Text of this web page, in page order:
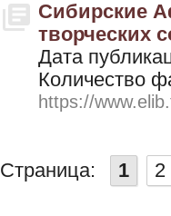
Сибирские
творческих
Дата
Количество
https://
Страница: 1 2